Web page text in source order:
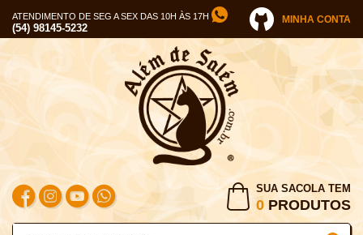
ATENDIMENTO DE SEG A SEX DAS 10H ÀS 17H
(54) 98145-5232
MINHA CONTA
SUA SACOLA TEM
0 PRODUTOS